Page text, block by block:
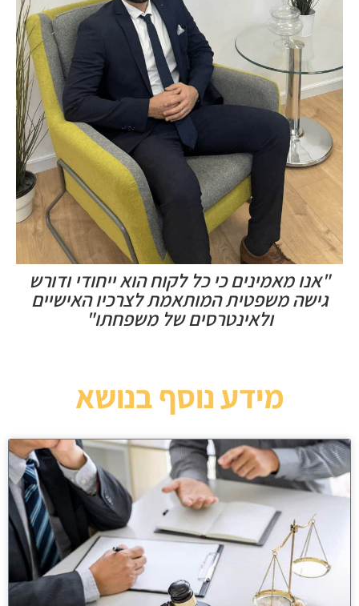
"אנו מאמינים כי כל לקוח הוא ייחודי ודורש
גישה משפטית המותאמת לצרכיו האישיים
ולאינטרסים של משפחתו"
מידע נוסף בנושא